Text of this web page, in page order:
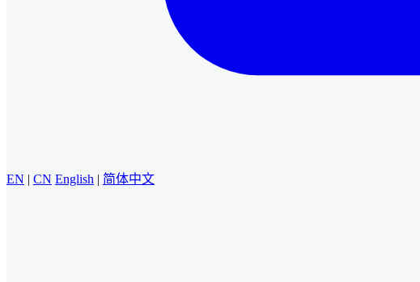
EN | CN English | 简体中文